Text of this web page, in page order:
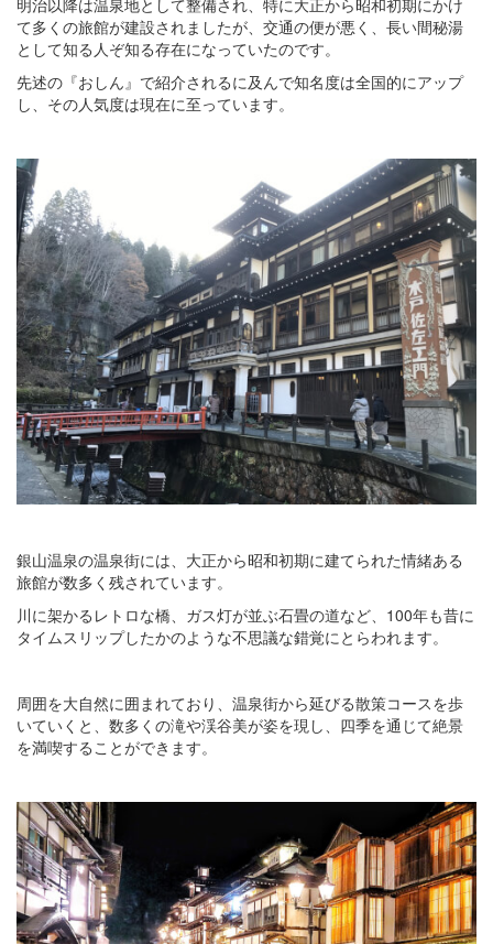
明治以降は温泉地として整備され、特に大正から昭和初期にかけ
て多くの旅館が建設されましたが、交通の便が悪く、長い間秘湯
として知る人ぞ知る存在になっていたのです。
先述の『おしん』で紹介されるに及んで知名度は全国的にアップ
し、その人気度は現在に至っています。
銀山温泉の温泉街には、大正から昭和初期に建てられた情緒ある
旅館が数多く残されています。
川に架かるレトロな橋、ガス灯が並ぶ石畳の道など、100年も昔に
タイムスリップしたかのような不思議な錯覚にとらわれます。
周囲を大自然に囲まれており、温泉街から延びる散策コースを歩
いていくと、数多くの滝や渓谷美が姿を現し、四季を通じて絶景
を満喫することができます。